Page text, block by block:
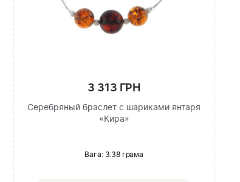
3 313 ГРН
Серебряный браслет с шариками янтаря
«Кира»
Вага: 3.38 грама